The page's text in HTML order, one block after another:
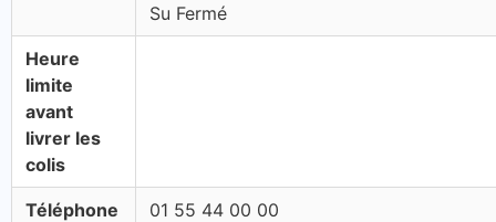
Su Fermé
Heure
limite
avant
livrer les
colis
Téléphone 01 55 44 00 00